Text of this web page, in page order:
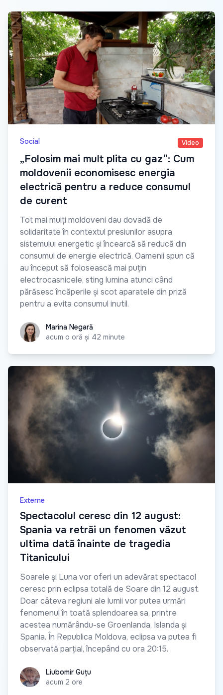
Social Video
„Folosim mai mult plita cu gaz”: Cum
moldovenii economisesc energia
electrică pentru a reduce consumul
de curent
Tot mai mulți moldoveni dau dovadă de
solidaritate în contextul presiunilor asupra
sistemului energetic și încearcă să reducă din
consumul de energie electrică. Oamenii spun că
au început să folosească mai puțin
electrocasnicele, sting lumina atunci când
părăsesc încăperile și scot aparatele din priză
pentru a evita consumul inutil.
Marina Negară
Marina Negară
acum o oră și 42 minute
Externe
Spectacolul ceresc din 12 august:
Spania va retrăi un fenomen văzut
ultima dată înainte de tragedia
Titanicului
Soarele și Luna vor oferi un adevărat spectacol
ceresc prin eclipsa totală de Soare din 12 august.
Doar câteva regiuni ale lumii vor putea urmări
fenomenul în toată splendoarea sa, printre
acestea numărându-se Groenlanda, Islanda și
Spania. În Republica Moldova, eclipsa va putea fi
observată parțial, începând cu ora 20:15.
Liubomir Guțu
Liubomir Guțu
acum 2 ore